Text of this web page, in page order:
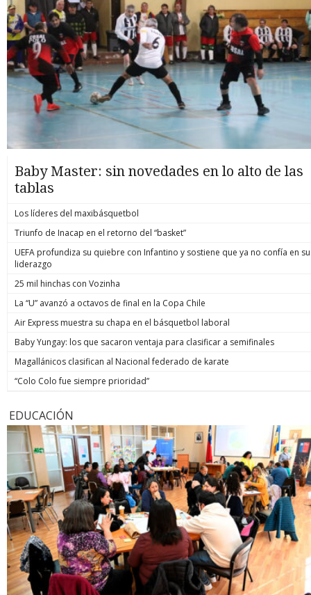
Baby Master: sin novedades en lo alto de las
tablas
Los líderes del maxibásquetbol
Triunfo de Inacap en el retorno del “basket”
UEFA profundiza su quiebre con Infantino y sostiene que ya no confía en su
liderazgo
25 mil hinchas con Vozinha
La “U” avanzó a octavos de final en la Copa Chile
Air Express muestra su chapa en el básquetbol laboral
Baby Yungay: los que sacaron ventaja para clasificar a semifinales
Magallánicos clasifican al Nacional federado de karate
“Colo Colo fue siempre prioridad”
EDUCACIÓN